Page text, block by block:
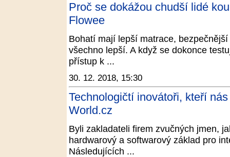
Proč se dokážou chudší lidé
Flowee
Bohatí mají lepší matrace,
všechno lepší. A když se dokonce
přístup k ...
30. 12. 2018, 15:30
Technologičtí inovátoři, kteří
World.cz
Byli zakladateli firem zvučných jmen,
hardwarový a softwarový základ pro
Následujících ...